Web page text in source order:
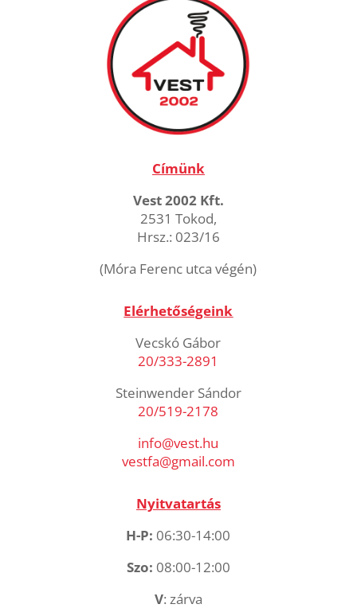
Címünk
Vest 2002 Kft.
2531 Tokod,
Hrsz.: 023/16
(Móra Ferenc utca végén)
Elérhetőségeink
Vecskó Gábor
20/333-2891
Steinwender Sándor
20/519-2178
info@vest.hu
vestfa@gmail.com
Nyitvatartás
H-P: 06:30-14:00
Szo: 08:00-12:00
V: zárva